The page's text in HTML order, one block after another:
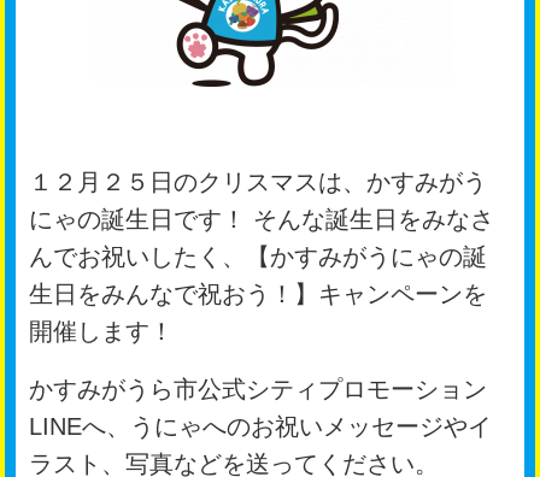
１２月２５日のクリスマスは、かすみがう
にゃの誕生日です！ そんな誕生日をみなさ
んでお祝いしたく、【かすみがうにゃの誕
生日をみんなで祝おう！】キャンペーンを
開催します！
かすみがうら市公式シティプロモーション
LINEへ、うにゃへのお祝いメッセージやイ
ラスト、写真などを送ってください。